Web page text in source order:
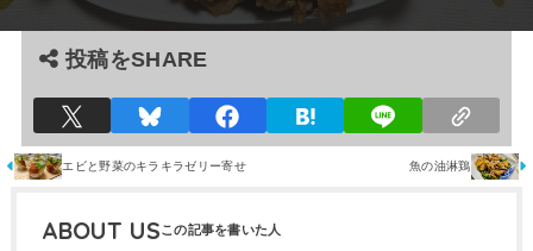
投稿をSHARE
エビと野菜のキラキラゼリー寄せ 魚の油淋鶏
ABOUT US